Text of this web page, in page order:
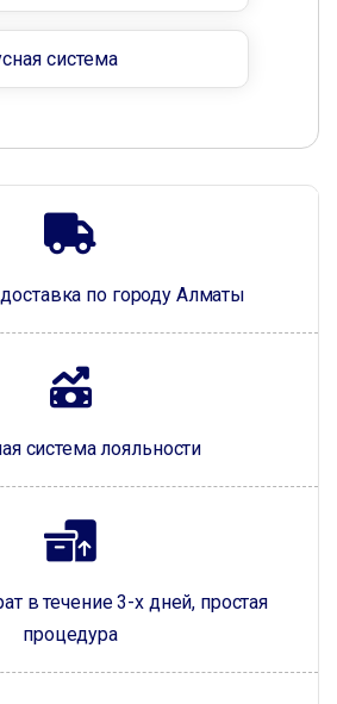
по городу Алматы
система лояльности
в течение 3-х дней, простая
процедура
система